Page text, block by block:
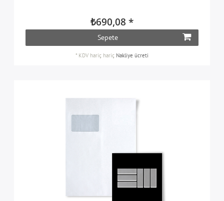
₺690,08 *
Sepete
* KDV hariç hariç Nakliye ücreti